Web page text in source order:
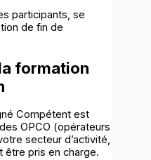
participants, se
de fin de
formation
Compétent est
OPCO (opérateurs
secteur d’activité,
être pris en charge.